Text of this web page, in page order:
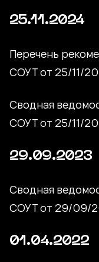
25.11.2024
Перечень
СОУТ от 25/11/
Сводная
СОУТ от 25/11/
29.09.2023
Сводная
СОУТ от 29/09/
01.04.2022